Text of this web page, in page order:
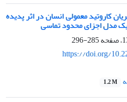
کاروتید معمولی انسان در اثر پدیده
یک مدل اجزای محدود تماسی
285-296
https://doi.org/
1.2 M